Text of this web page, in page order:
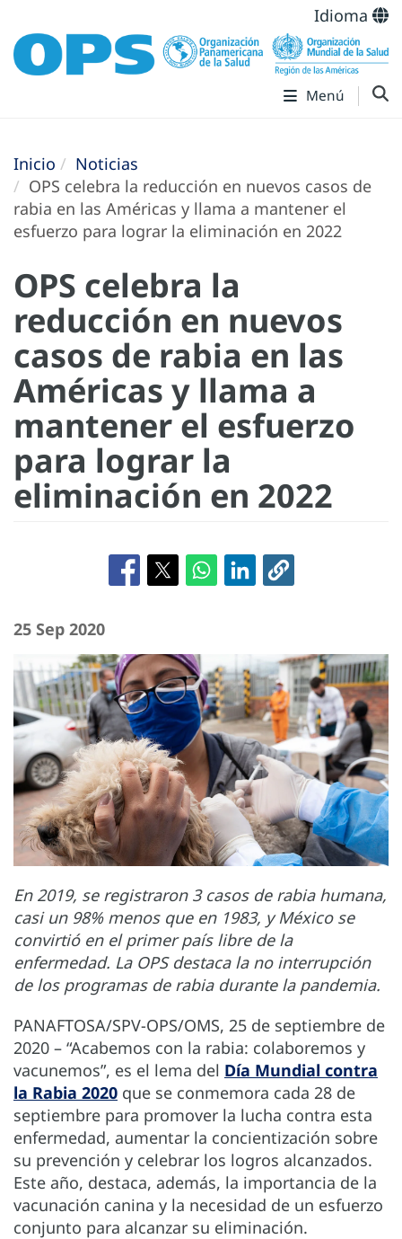
Idioma
Menú
Inicio
Noticias
OPS celebra la reducción en nuevos casos de
rabia en las Américas y llama a mantener el
esfuerzo para lograr la eliminación en 2022
OPS celebra la
reducción en nuevos
casos de rabia en las
Américas y llama a
mantener el esfuerzo
para lograr la
eliminación en 2022
25 Sep 2020
En 2019, se registraron 3 casos de rabia humana,
casi un 98% menos que en 1983, y México se
convirtió en el primer país libre de la
enfermedad. La OPS destaca la no interrupción
de los programas de rabia durante la pandemia.
PANAFTOSA/SPV-OPS/OMS, 25 de septiembre de
2020 – “Acabemos con la rabia: colaboremos y
vacunemos”, es el lema del Día Mundial contra
la Rabia 2020 que se conmemora cada 28 de
septiembre para promover la lucha contra esta
enfermedad, aumentar la concientización sobre
su prevención y celebrar los logros alcanzados.
Este año, destaca, además, la importancia de la
vacunación canina y la necesidad de un esfuerzo
conjunto para alcanzar su eliminación.